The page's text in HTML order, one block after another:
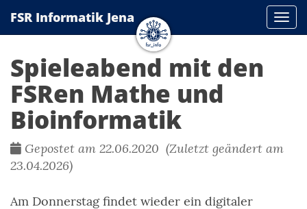
FSR Informatik Jena
Spieleabend mit den
FSRen Mathe und
Bioinformatik
Gepostet am 22.06.2020 (Zuletzt geändert am
23.04.2026)
Am Donnerstag findet wieder ein digitaler